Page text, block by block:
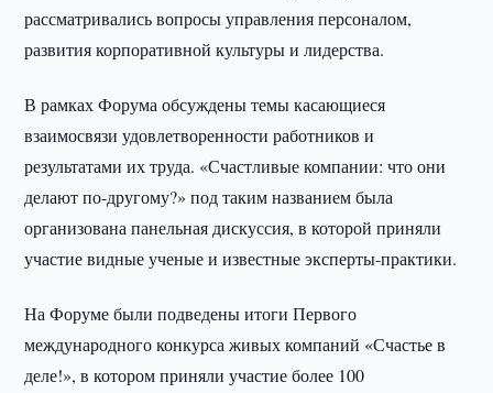
рассматривались вопросы управления персоналом,
развития корпоративной культуры и лидерства.
В рамках Форума обсуждены темы касающиеся
взаимосвязи удовлетворенности работников и
результатами их труда. «Счастливые компании: что они
делают по-другому?» под таким названием была
организована панельная дискуссия, в которой приняли
участие видные ученые и известные эксперты-практики.
На Форуме были подведены итоги Первого
международного конкурса живых компаний «Счастье в
деле!», в котором приняли участие более 100